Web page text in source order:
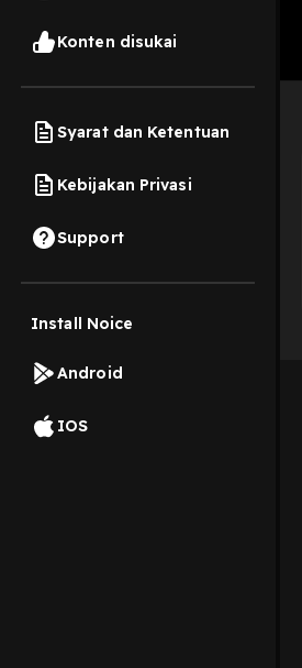
Konten disukai
Syarat dan Ketentuan
Kebijakan Privasi
Support
Install Noice
Android
IOS